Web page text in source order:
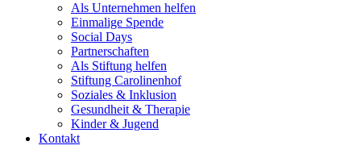
Als Unternehmen helfen
Einmalige Spende
Social Days
Partnerschaften
Als Stiftung helfen
Stiftung Carolinenhof
Soziales & Inklusion
Gesundheit & Therapie
Kinder & Jugend
Kontakt